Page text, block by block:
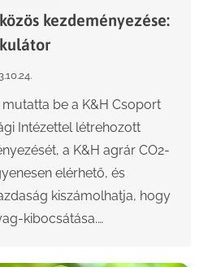
kezdeményezése:
be a K&H Csoport
Intézettel létrehozott
a K&H agrár CO2-
elérhető, és
kiszámolhatja, hogy
kibocsátása.…